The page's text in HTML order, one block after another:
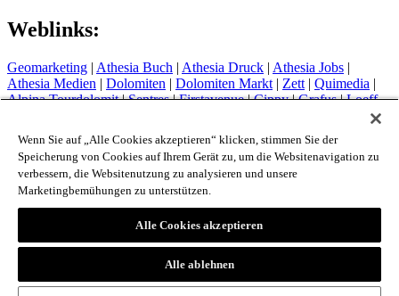
Weblinks:
Geomarketing | Athesia Buch | Athesia Druck | Athesia Jobs |
Athesia Medien | Dolomiten | Dolomiten Markt | Zett | Quimedia |
Alpina Tourdolomit|Sentres|Firstavenue|Cippy|Grafus|Loeff
Schnals|Sport Media Südtirol
Impressum
Privacy Policy
Cookie Policy
Wenn Sie auf „Alle Cookies akzeptieren“ klicken, stimmen Sie der
Speicherung von Cookies auf Ihrem Gerät zu, um die Websitenavigation zu
verbessern, die Websitenutzung zu analysieren und unsere
Marketingbemühungen zu unterstützen.
Alle Cookies akzeptieren
Alle ablehnen